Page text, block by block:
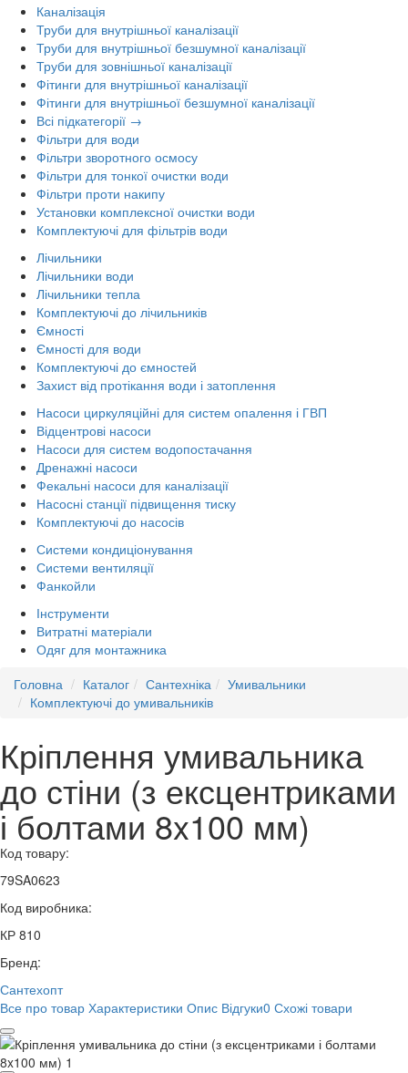
Каналізація
Труби для внутрішньої каналізації
Труби для внутрішньої безшумної каналізації
Труби для зовнішньої каналізації
Фітинги для внутрішньої каналізації
Фітинги для внутрішньої безшумної каналізації
Всі підкатегорії →
Фільтри для води
Фільтри зворотного осмосу
Фільтри для тонкої очистки води
Фільтри проти накипу
Установки комплексної очистки води
Комплектуючі для фільтрів води
Лічильники
Лічильники води
Лічильники тепла
Комплектуючі до лічильників
Ємності
Ємності для води
Комплектуючі до ємностей
Захист від протікання води і затоплення
Насоси циркуляційні для систем опалення і ГВП
Відцентрові насоси
Насоси для систем водопостачання
Дренажні насоси
Фекальні насоси для каналізації
Насосні станції підвищення тиску
Комплектуючі до насосів
Системи кондиціонування
Системи вентиляції
Фанкойли
Інструменти
Витратні матеріали
Одяг для монтажника
Головна
Каталог Сантехніка
Умивальники
Комплектуючі до умивальників
Кріплення умивальника
до стіни (з ексцентриками
і болтами 8x100 мм)
Код товару:
79SA0623
Код виробника:
КР 810
Бренд:
Сантехопт
Все про товар Характеристики Опис Відгуки0 Схожі товари